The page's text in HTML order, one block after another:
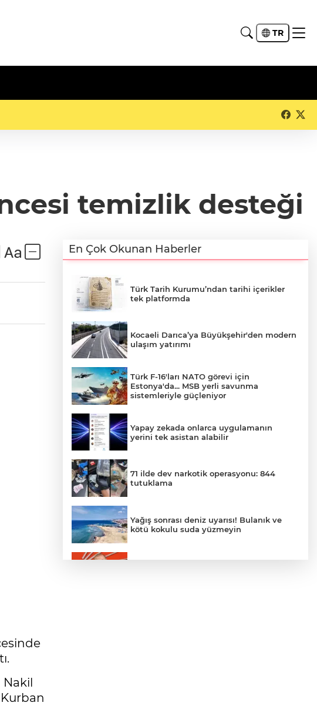
TR
temizlik desteği
En Çok Okunan Haberler
Türk Tarih Kurumu’ndan tarihi içerikler
tek platformda
Kocaeli Darıca’ya Büyükşehir'den modern
ulaşım yatırımı
Türk F-16'ları NATO görevi için
Estonya'da... MSB yerli savunma
sistemleriyle güçleniyor
Yapay zekada onlarca uygulamanın
yerini tek asistan alabilir
71 ilde dev narkotik operasyonu: 844
tutuklama
Yağış sonrası deniz uyarısı! Bulanık ve
kötü kokulu suda yüzmeyin